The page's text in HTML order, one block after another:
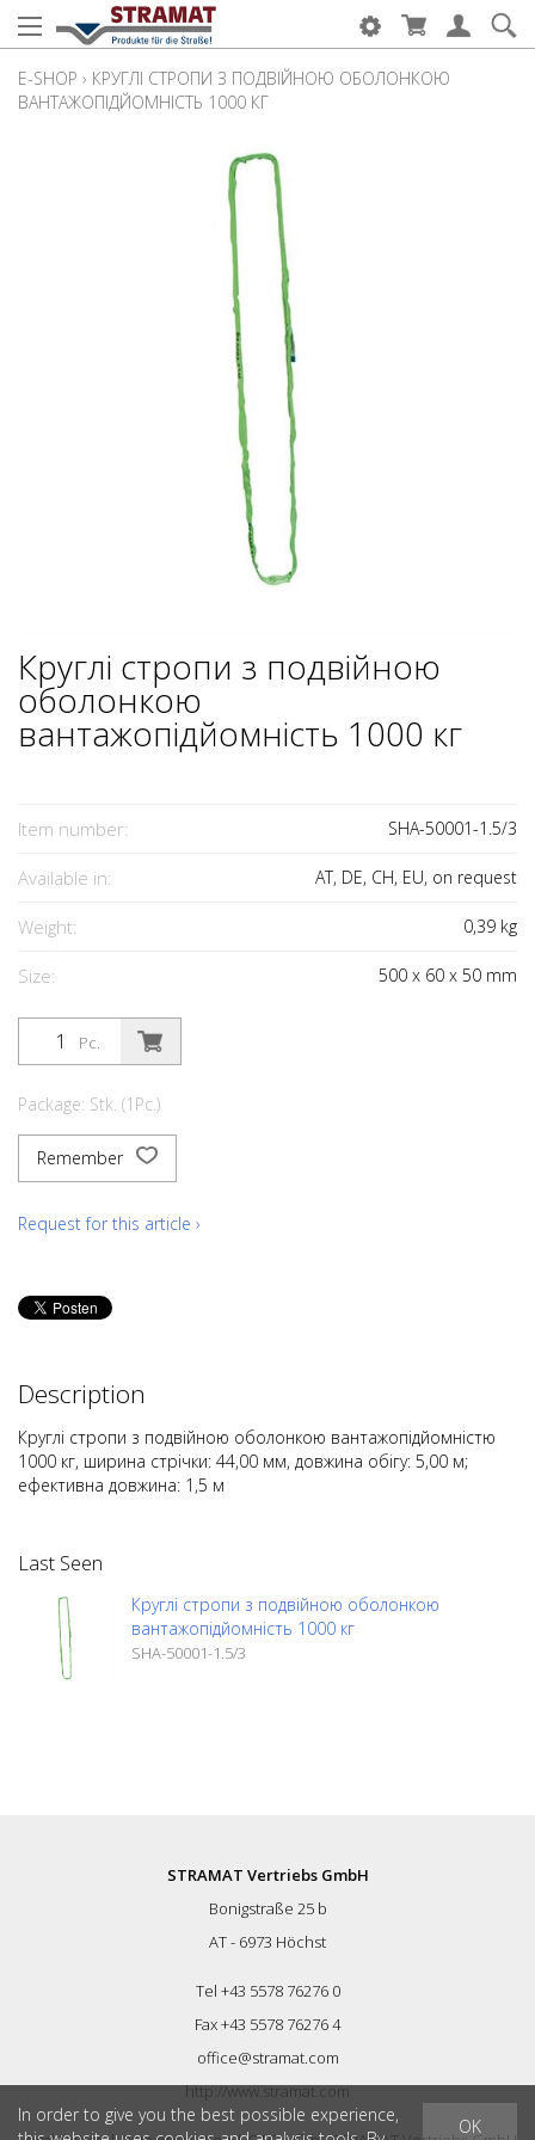
E-SHOP › КРУГЛІ СТРОПИ З ПОДВІЙНОЮ ОБОЛОНКОЮ
ВАНТАЖОПІДЙОМНІСТЬ 1000 КГ
Круглі стропи з подвійною
оболонкою
вантажопідйомність 1000 кг
Item number: SHA-50001-1.5/3
Available in: AT, DE, CH, EU, on request
Weight: 0,39 kg
Size: 500 x 60 x 50 mm
Pc.
Package: Stk. (1Pc.)
Remember
Request for this article ›
Description
Круглі стропи з подвійною оболонкою вантажопідйомністю
1000 кг, ширина стрічки: 44,00 мм, довжина обігу: 5,00 м;
ефективна довжина: 1,5 м
Last Seen
Круглі стропи з подвійною оболонкою
вантажопідйомність 1000 кг
SHA-50001-1.5/3
STRAMAT Vertriebs GmbH
Bonigstraße 25 b
AT - 6973 Höchst
Tel +43 5578 76276 0
Fax +43 5578 76276 4
office@stramat.com
http://www.stramat.com
OK
In order to give you the best possible experience,